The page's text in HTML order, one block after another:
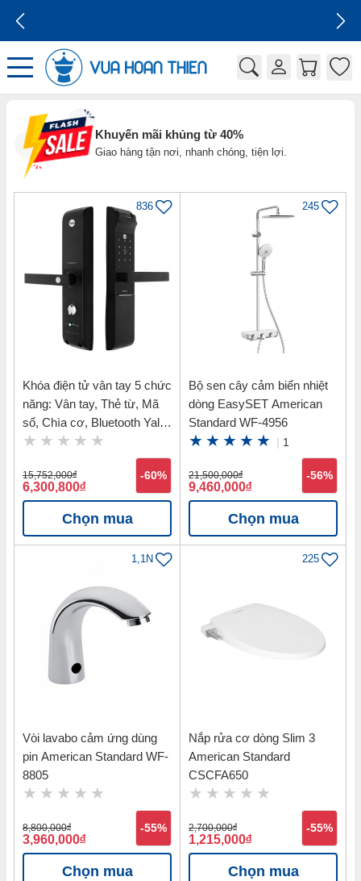
Khuyến mãi khủng từ 40%
Giao hàng tận nơi, nhanh chóng, tiện lợi.
836
Khóa điện tử vân tay 5 chức
năng: Vân tay, Thẻ từ, Mã
số, Chìa cơ, Bluetooth Yale
YDM7116 MB
15,752,000đ
6,300,800đ
-60%
Chọn mua
245
Bộ sen cây cảm biến nhiệt
dòng EasySET American
Standard WF-4956
| 1
21,500,000đ
9,460,000đ
-56%
Chọn mua
1,1N
Vòi lavabo cảm ứng dùng
pin American Standard WF-
8805
8,800,000đ
3,960,000đ
-55%
Chọn mua
225
Nắp rửa cơ dòng Slim 3
American Standard
CSCFA650
2,700,000đ
1,215,000đ
-55%
Chọn mua